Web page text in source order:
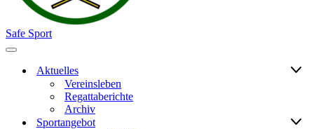
Safe Sport
Navigationsmenü
Aktuelles
Vereinsleben
Regattaberichte
Archiv
Sportangebot